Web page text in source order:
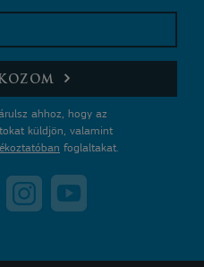
ahhoz, hogy az
küldjön, valamint
foglaltakat.